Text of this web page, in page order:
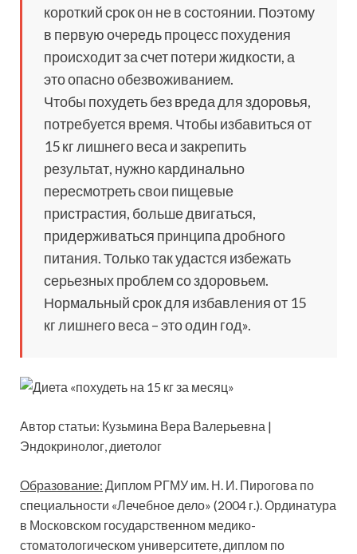
короткий срок он не в состоянии. Поэтому
в первую очередь процесс похудения
происходит за счет потери жидкости, а
это опасно обезвоживанием.
Чтобы похудеть без вреда для здоровья,
потребуется время. Чтобы избавиться от
15 кг лишнего веса и закрепить
результат, нужно кардинально
пересмотреть свои пищевые
пристрастия, больше двигаться,
придерживаться принципа дробного
питания. Только так удастся избежать
серьезных проблем со здоровьем.
Нормальный срок для избавления от 15
кг лишнего веса – это один год».
Автор статьи: Кузьмина Вера Валерьевна |
Эндокринолог, диетолог
Образование: Диплом РГМУ им. Н. И. Пирогова по
специальности «Лечебное дело» (2004 г.). Ординатура
в Московском государственном медико-
стоматологическом университете, диплом по